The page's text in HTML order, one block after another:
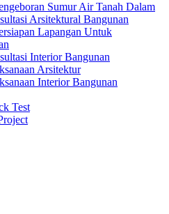
Sumur Air Tanah Dalam
Arsitektural Bangunan
Lapangan Untuk
Interior Bangunan
Arsitektur
Interior Bangunan
Test